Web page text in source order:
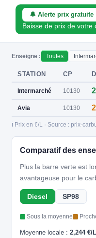
🔔 Alerte prix gratuite
Baisse de prix de
Enseigne : Toutes
STATION CP
Intermarché 10130
Avia 10130
ℹ️ Prix en €/L · Source : prix-
Comparatif des
Plus la barre verte est
avantageuse pour le
Diesel SP98
Sous la moyenne
Moyenne locale : 2,244 €/L